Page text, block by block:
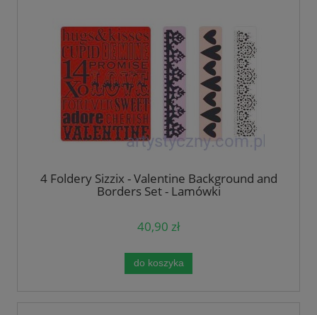
4 Foldery Sizzix - Valentine Background and
Borders Set - Lamówki
40,90 zł
do koszyka